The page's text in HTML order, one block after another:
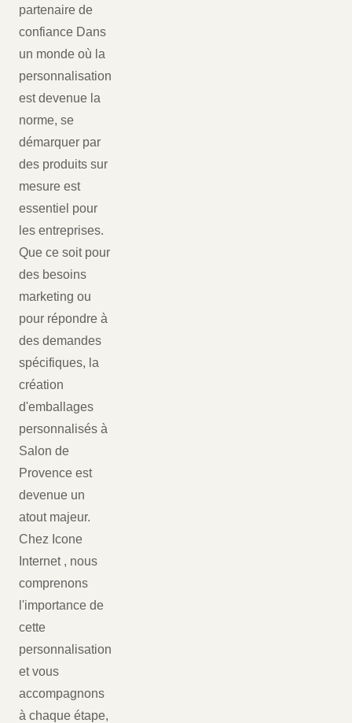
partenaire de
confiance Dans
un monde où la
personnalisation
est devenue la
norme, se
démarquer par
des produits sur
mesure est
essentiel pour
les entreprises.
Que ce soit pour
des besoins
marketing ou
pour répondre à
des demandes
spécifiques, la
création
d'emballages
personnalisés à
Salon de
Provence est
devenue un
atout majeur.
Chez Icone
Internet , nous
comprenons
l'importance de
cette
personnalisation
et vous
accompagnons
à chaque étape,